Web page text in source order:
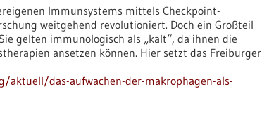
Immunsystems mittels Checkpoint-
weitgehend revolutioniert. Doch ein Großteil
gelten immunologisch als „kalt“, da ihnen die
ansetzen können. Hier setzt das Freiburger
das-aufwachen-der-makrophagen-als-